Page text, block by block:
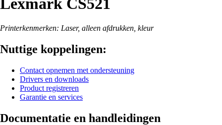
Lexmark CS521
Printerkenmerken: Laser, alleen afdrukken, kleur
Nuttige koppelingen:
Contact opnemen met ondersteuning
Drivers en downloads
Product registreren
Garantie en services
Documentatie en handleidingen